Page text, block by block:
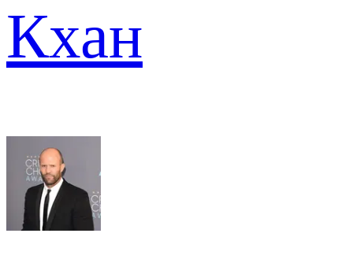
Кхан